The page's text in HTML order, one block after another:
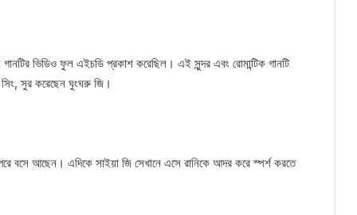
ভিডিও ফুল এইচডি প্রকাশ করেছিল। এই সুন্দর এবং রোমান্টিক গানটি
সুর করেছেন ঘুংঘরু জি।
পরে বসে আছেন। এদিকে সাইয়া জি সেখানে এসে রানিকে আদর করে স্পর্শ করতে